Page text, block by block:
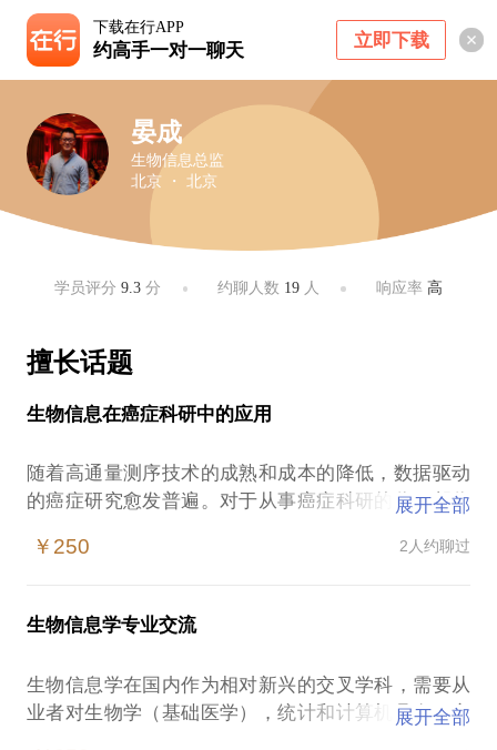
下载在行APP
约高手一对一聊天 立即下载
晏成
生物信息总监
北京 ・ 北京
学员评分9.3 分 约聊人数 19人 响应率 高
擅长话题
生物信息在癌症科研中的应用
随着高通量测序技术的成熟和成本的降低，数据驱动
的癌症研究愈发普遍。对于从事癌症科研的你，帮你
展、生物信息学在癌症研究中的应用、基于实际情况
展开全部
￥250 2人约聊过
生物信息学专业交流
生物信息学在国内作为相对新兴的交叉学科，需要从
业者对生物学（基础医学），统计和计算机具有一定
展开全部